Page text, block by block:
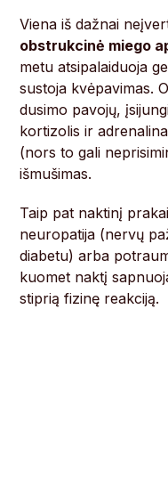
Viena iš dažnai
obstrukcinė miego
metu atsipalaiduoja
sustoja kvėpavimas.
dusimo pavojų,
kortizolis ir
(nors to gali
išmušimas.
Taip pat naktinį
neuropatija (nervų
diabetu) arba
kuomet naktį
stiprią fizinę reakciją.